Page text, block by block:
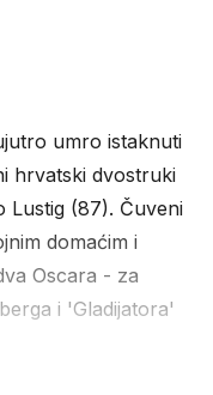
umro istaknuti
hrvatski dvostruki
Lustig (87). Čuveni
domaćim i
Oscara - za
i 'Gladijatora'